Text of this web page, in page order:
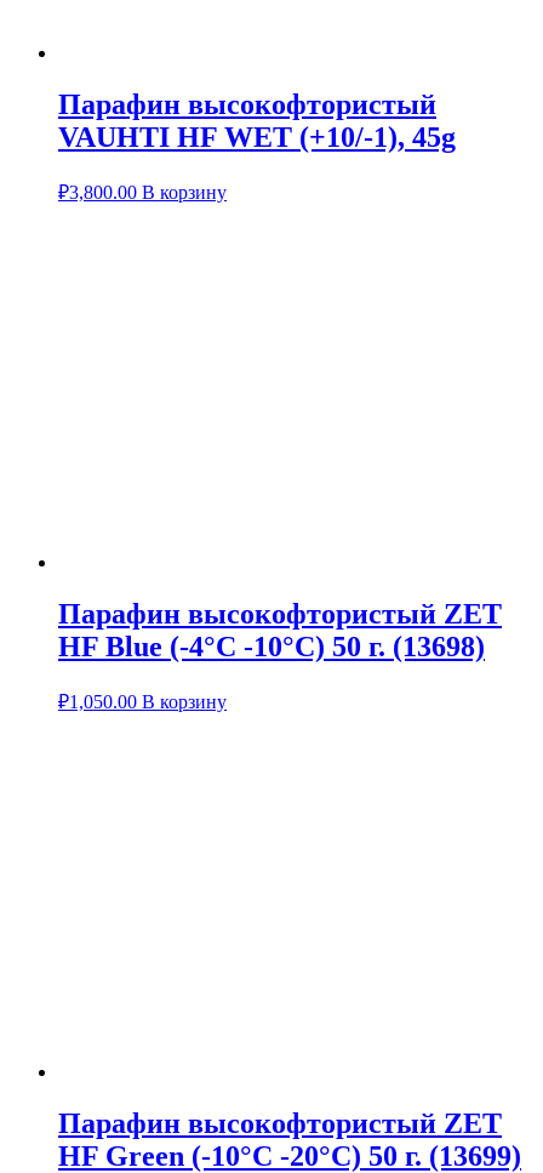
Парафин высокофтористый
VAUHTI HF WET (+10/-1), 45g
₽3,800.00 В корзину
Парафин высокофтористый ZET
HF Blue (-4°С -10°С) 50 г. (13698)
₽1,050.00 В корзину
Парафин высокофтористый ZET
HF Green (-10°С -20°С) 50 г. (13699)